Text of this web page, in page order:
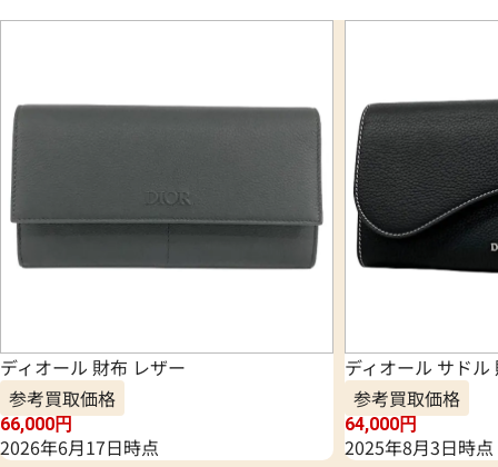
ディオール 財布 レザー
参考買取価格
66,000円
2026年6月17日時点
ディオール サドル
参考買取価格
64,000円
2025年8月3日時点